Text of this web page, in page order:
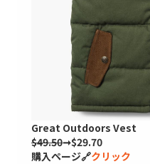
Great Outdoors Vest
$49.50➞$29.70
購入ページ🔗クリック